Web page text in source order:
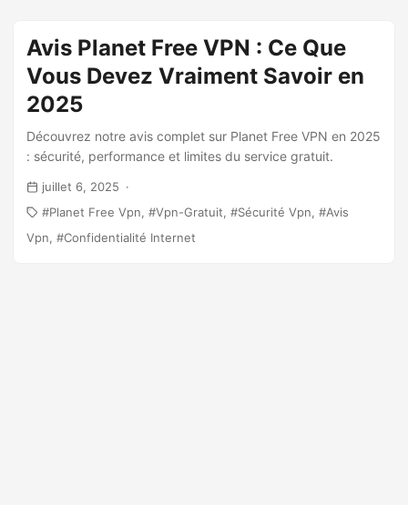
Avis Planet Free VPN : Ce Que
Vous Devez Vraiment Savoir en
2025
Découvrez notre avis complet sur Planet Free VPN en 2025
: sécurité, performance et limites du service gratuit.
juillet 6, 2025
Planet Free Vpn
Vpn-Gratuit Sécurité Vpn
Avis
Vpn
Confidentialité Internet